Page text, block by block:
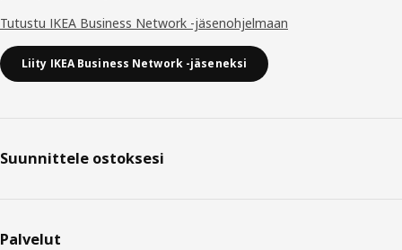
Tutustu IKEA Business Network -jäsenohjelmaan
Liity IKEA Business Network -jäseneksi
Suunnittele ostoksesi
Palvelut